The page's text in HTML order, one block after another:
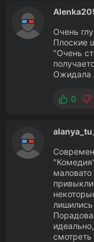
Очень
Плоские
"Очень
Ожидала
0
alanya_tu,
смотреть